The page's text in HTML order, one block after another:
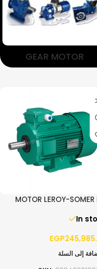
GEAR MOTOR
MOTOR LEROY-SOMER
In
EGP
إلى السلة